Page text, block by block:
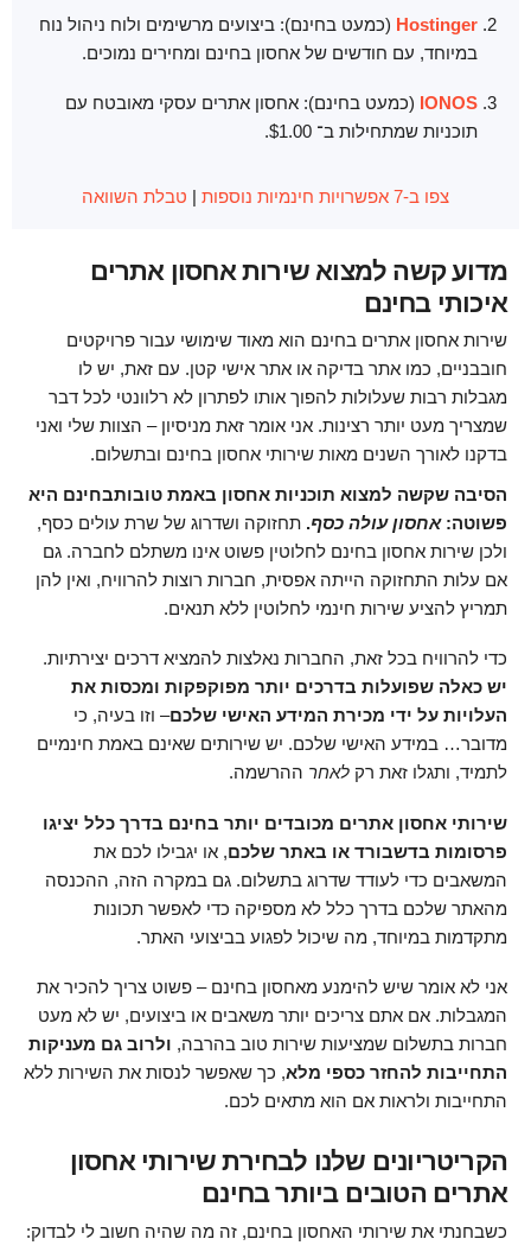
Hostinger (כמעט בחינם): ביצועים מרשימים ולוח ניהול נוח
במיוחד, עם חודשים של אחסון בחינם ומחירים נמוכים.
IONOS (כמעט בחינם): אחסון אתרים עסקי מאובטח עם
תוכניות שמתחילות ב־
$1.00
.
צפו ב-7 אפשרויות חינמיות נוספות | טבלת השוואה
מדוע קשה למצוא שירות אחסון אתרים
איכותי בחינם
שירות אחסון אתרים בחינם הוא מאוד שימושי עבור פרויקטים
חובבניים, כמו אתר בדיקה או אתר אישי קטן. עם זאת, יש לו
מגבלות רבות שעלולות להפוך אותו לפתרון לא רלוונטי לכל דבר
שמצריך מעט יותר רצינות. אני אומר זאת מניסיון – הצוות שלי ואני
בדקנו לאורך השנים מאות שירותי אחסון בחינם ובתשלום.
הסיבה שקשה למצוא תוכניות אחסון באמת טובותבחינם היא
פשוטה:אחסון עולה כסף. תחזוקה ושדרוג של שרת עולים כסף,
ולכן שירות אחסון בחינם לחלוטין פשוט אינו משתלם לחברה. גם
אם עלות התחזוקה הייתה אפסית, חברות רוצות להרוויח, ואין להן
תמריץ להציע שירות חינמי לחלוטין ללא תנאים.
כדי להרוויח בכל זאת, החברות נאלצות להמציא דרכים יצירתיות.
יש כאלה שפועלות בדרכים יותר מפוקפקות ומכסות את
העלויות על ידי מכירת המידע האישי שלכם– וזו בעיה, כי
מדובר… במידע האישי שלכם. יש שירותים שאינם באמת חינמיים
לתמיד, ותגלו זאת רק לאחר ההרשמה.
שירותי אחסון אתרים מכובדים יותר בחינם בדרך כלל יציגו
פרסומות בדשבורד או באתר שלכם, או יגבילו לכם את
המשאבים כדי לעודד שדרוג בתשלום. גם במקרה הזה, ההכנסה
מהאתר שלכם בדרך כלל לא מספיקה כדי לאפשר תכונות
מתקדמות במיוחד, מה שיכול לפגוע בביצועי האתר.
אני לא אומר שיש להימנע מאחסון בחינם – פשוט צריך להכיר את
המגבלות. אם אתם צריכים יותר משאבים או ביצועים, יש לא מעט
חברות בתשלום שמציעות שירות טוב בהרבה, ולרוב גם מעניקות
התחייבות להחזר כספי מלא, כך שאפשר לנסות את השירות ללא
התחייבות ולראות אם הוא מתאים לכם.
הקריטריונים שלנו לבחירת שירותי אחסון
אתרים הטובים ביותר בחינם
כשבחנתי את שירותי האחסון בחינם, זה מה שהיה חשוב לי לבדוק: